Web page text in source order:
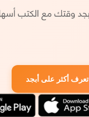
تعرف أكثر على أبجد